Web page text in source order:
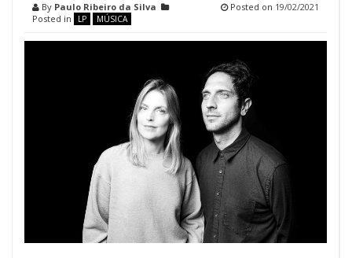
By Paulo Ribeiro da Silva
Posted in
LP MÚSICA
Posted on 19/02/2021